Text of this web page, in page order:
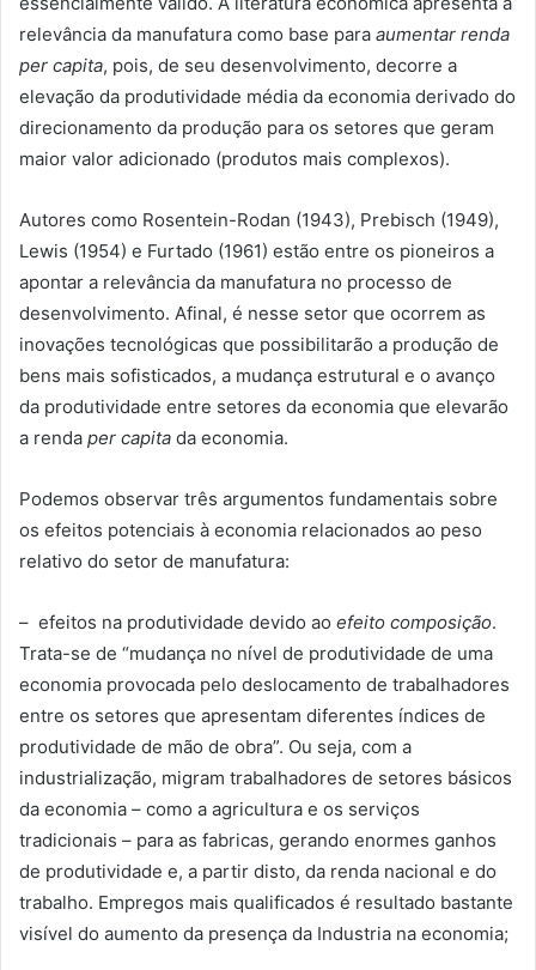
relevância da manufatura como base para aumentar renda
per capita, pois, de seu desenvolvimento, decorre a
elevação da produtividade média da economia derivado do
direcionamento da produção para os setores que geram
maior valor adicionado (produtos mais complexos).
Autores como Rosentein-Rodan (1943), Prebisch (1949),
Lewis (1954) e Furtado (1961) estão entre os pioneiros a
apontar a relevância da manufatura no processo de
desenvolvimento. Afinal, é nesse setor que ocorrem as
inovações tecnológicas que possibilitarão a produção de
bens mais sofisticados, a mudança estrutural e o avanço
da produtividade entre setores da economia que elevarão
a renda per capita da economia.
Podemos observar três argumentos fundamentais sobre
os efeitos potenciais à economia relacionados ao peso
relativo do setor de manufatura:
– efeitos na produtividade devido ao efeito composição.
Trata-se de “mudança no nível de produtividade de uma
economia provocada pelo deslocamento de trabalhadores
entre os setores que apresentam diferentes índices de
produtividade de mão de obra”. Ou seja, com a
industrialização, migram trabalhadores de setores básicos
da economia – como a agricultura e os serviços
tradicionais – para as fabricas, gerando enormes ganhos
de produtividade e, a partir disto, da renda nacional e do
trabalho. Empregos mais qualificados é resultado bastante
visível do aumento da presença da Industria na economia;